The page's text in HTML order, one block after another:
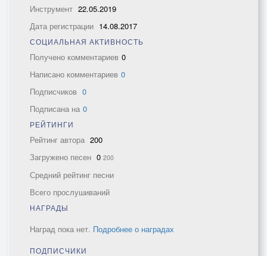
Инструмент 22.05.2019
Дата регистрации 14.08.2017
СОЦИАЛЬНАЯ АКТИВНОСТЬ
Получено комментариев 0
Написано комментариев 0
Подписчиков 0
Подписана на 0
РЕЙТИНГИ
Рейтинг автора 200
Загружено песен 0 200
Средний рейтинг песни
Всего прослушиваний
НАГРАДЫ
Наград пока нет. Подробнее о наградах
ПОДПИСЧИКИ